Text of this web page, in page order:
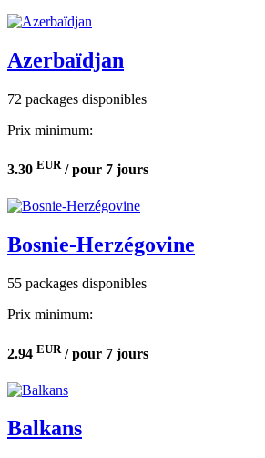
Azerbaïdjan
72 packages disponibles
Prix minimum:
3.30 EUR/ pour 7 jours
Bosnie-Herzégovine
55 packages disponibles
Prix minimum:
2.94 EUR/ pour 7 jours
Balkans